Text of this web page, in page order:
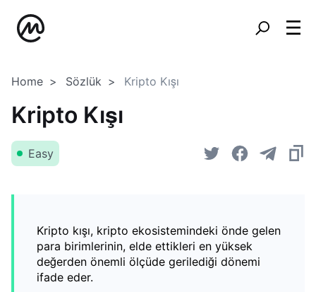
Home Sözlük Kripto Kışı
Kripto Kışı
Easy
Kripto kışı, kripto ekosistemindeki önde gelen
para birimlerinin, elde ettikleri en yüksek
değerden önemli ölçüde gerilediği dönemi
ifade eder.